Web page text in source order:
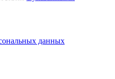
данных